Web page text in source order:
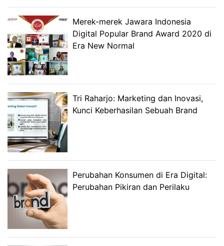
Merek-merek Jawara Indonesia
Digital Popular Brand Award 2020 di
Era New Normal
Tri Raharjo: Marketing dan Inovasi,
Kunci Keberhasilan Sebuah Brand
Perubahan Konsumen di Era Digital:
Perubahan Pikiran dan Perilaku